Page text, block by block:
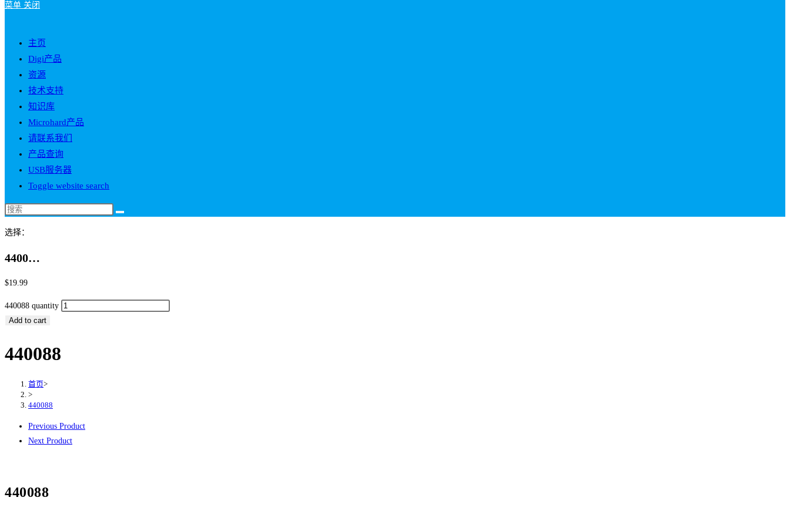
菜单 关闭
主页
Digi产品
资源
技术支持
知识库
Microhard产品
请联系我们
产品查询
USB服务器
Toggle website search
选择：
4400…
$19.99
440088 quantity
Add to cart
440088
首页>
>
440088
Previous Product
Next Product
440088